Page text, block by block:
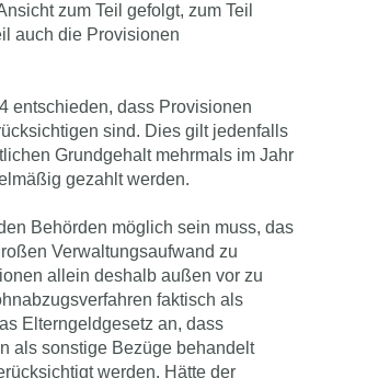
zum Teil gefolgt, zum Teil
auch die Provisionen
entschieden, dass Provisionen
sind. Dies gilt jedenfalls
Grundgehalt mehrmals im Jahr
gezahlt werden.
Behörden möglich sein muss, das
Verwaltungsaufwand zu
allein deshalb außen vor zu
faktisch als
Elterngeldgesetz an, dass
als sonstige Bezüge behandelt
werden. Hätte der